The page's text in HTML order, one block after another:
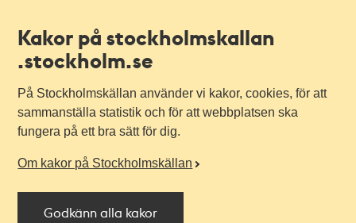
Kakor på stockholmskallan
.stockholm.se
På Stockholmskällan använder vi kakor, cookies, för att
sammanställa statistik och för att webbplatsen ska
fungera på ett bra sätt för dig.
Om kakor på Stockholmskällan
Godkänn alla kakor